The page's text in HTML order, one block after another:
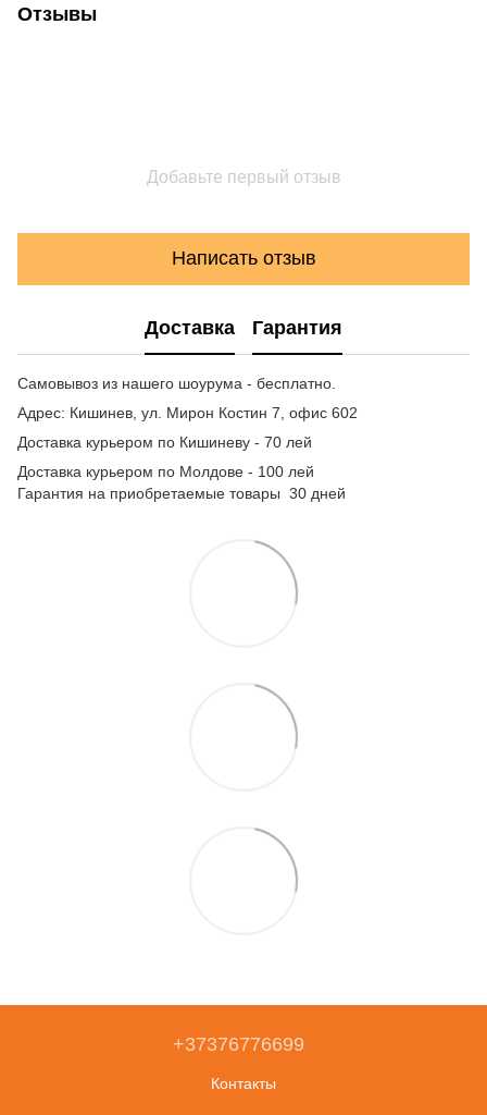
Отзывы
Добавьте первый отзыв
Написать отзыв
Доставка Гарантия
Самовывоз из нашего шоурума - бесплатно.
Адрес: Кишинев, ул. Мирон Костин 7, офис 602
Доставка курьером по Кишиневу - 70 лей
Доставка курьером по Молдове - 100 лей
Гарантия на приобретаемые товары 30 дней
+37376776699
Контакты